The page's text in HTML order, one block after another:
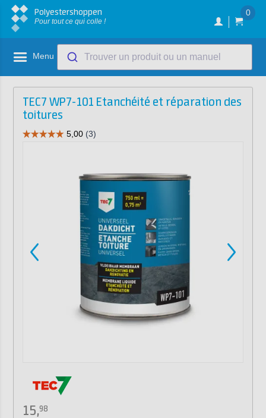
Polyestershoppen
Pour tout ce qui colle !
0
Menu Trouver un produit ou un manuel
TEC7 WP7-101 Etanchéité et réparation des
toitures
15,98